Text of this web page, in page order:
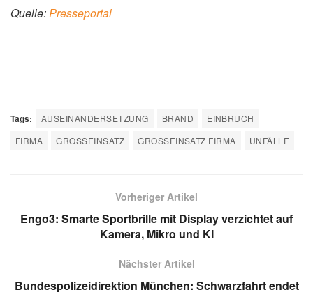
Quelle:Presseportal
Tags: AUSEINANDERSETZUNG BRAND
EINBRUCH
FIRMA
GROSSEINSATZ GROSSEINSATZ FIRMA UNFÄLLE
Vorheriger Artikel
Engo3: Smarte Sportbrille mit Display verzichtet auf
Kamera, Mikro und KI
Nächster Artikel
Bundespolizeidirektion München: Schwarzfahrt endet